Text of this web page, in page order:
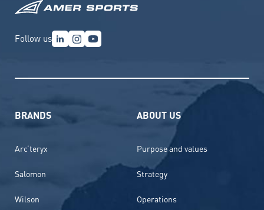
Follow us
BRANDS
Arc’teryx
Salomon
Wilson
ABOUT US
Purpose and values
Strategy
Operations